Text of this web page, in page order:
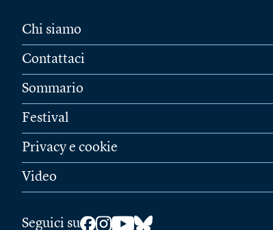
Chi siamo
Contattaci
Sommario
Festival
Privacy e cookie
Video
Seguici su